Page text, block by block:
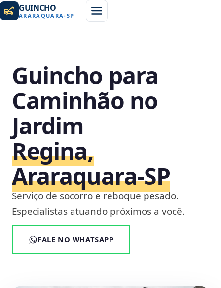
GUINCHO
ARARAQUARA-SP
Guincho para
Caminhão no
Jardim
Regina,
Araraquara‑SP
Serviço de socorro e reboque pesado.
Especialistas atuando próximos a você.
FALE NO WHATSAPP